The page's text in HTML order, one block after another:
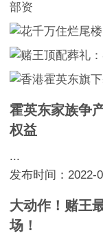
霍英东家族争
权益
...
发布时间：2022-
大动作！赌王
场！